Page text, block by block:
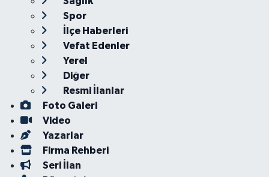
Spor
İlçe Haberleri
Vefat Edenler
Yerel
Diğer
Resmi İlanlar
Foto Galeri
Video
Yazarlar
Firma Rehberi
Seri İlan